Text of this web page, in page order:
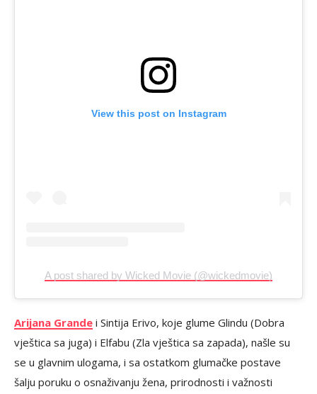
View this post on Instagram
A post shared by Wicked Movie (@wickedmovie)
Arijana Grande i Sintija Erivo, koje glume Glindu (Dobra
vještica sa juga) i Elfabu (Zla vještica sa zapada), našle su
se u glavnim ulogama, i sa ostatkom glumačke postave
šalju poruku o osnaživanju žena, prirodnosti i važnosti